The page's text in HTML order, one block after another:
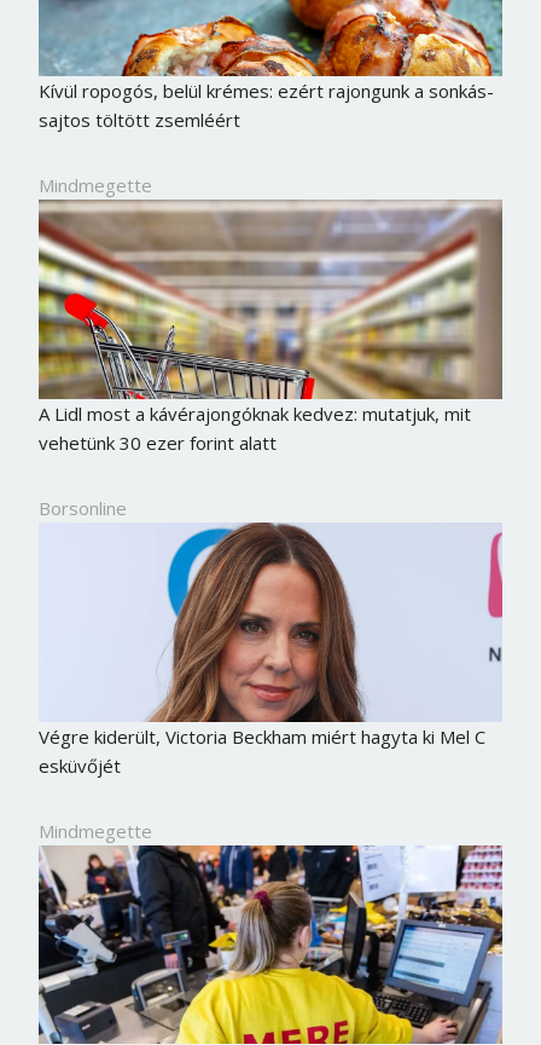
Kívül ropogós, belül krémes: ezért rajongunk a sonkás-
sajtos töltött zsemléért
Mindmegette
A Lidl most a kávérajongóknak kedvez: mutatjuk, mit
vehetünk 30 ezer forint alatt
Borsonline
Végre kiderült, Victoria Beckham miért hagyta ki Mel C
esküvőjét
Mindmegette